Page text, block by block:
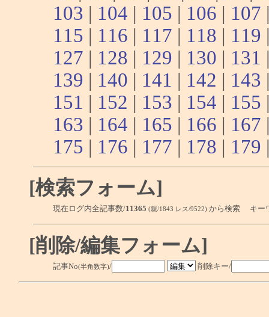
103 | 104 | 105 | 106 | 107
115 | 116 | 117 | 118 | 119
127 | 128 | 129 | 130 | 131
139 | 140 | 141 | 142 | 143
151 | 152 | 153 | 154 | 155
163 | 164 | 165 | 166 | 167
175 | 176 | 177 | 178 | 179
[検索フォーム]
現在ログ内全記事数/11365 (親/1843 レス/9522) から検索 キー
[削除/編集フォーム]
記事No(半角数字)/ 削除キー/